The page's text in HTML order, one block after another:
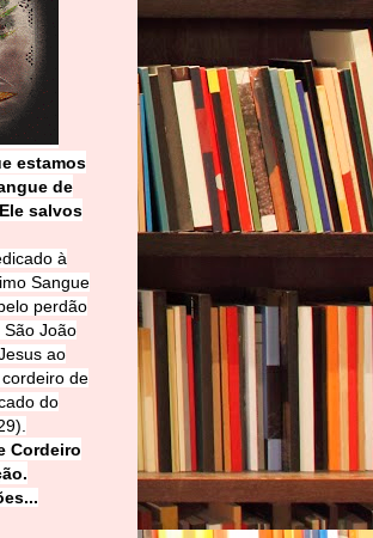
estamos
de
salvos
à
Sangue
perdão
São João
ao
de
do
Cordeiro